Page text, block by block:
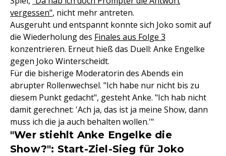
vergessen", nicht mehr antreten.
Ausgeruht und entspannt konnte sich Joko somit auf
die Wiederholung des Finales aus Folge 3
konzentrieren. Erneut hieß das Duell: Anke Engelke
gegen Joko Winterscheidt.
Für die bisherige Moderatorin des Abends ein
abrupter Rollenwechsel. "Ich habe nur nicht bis zu
diesem Punkt gedacht", gesteht Anke. "Ich hab nicht
damit gerechnet: 'Ach ja, das ist ja meine Show, dann
muss ich die ja auch behalten wollen.'"
"Wer stiehlt Anke Engelke die
Show?": Start-Ziel-Sieg für Joko